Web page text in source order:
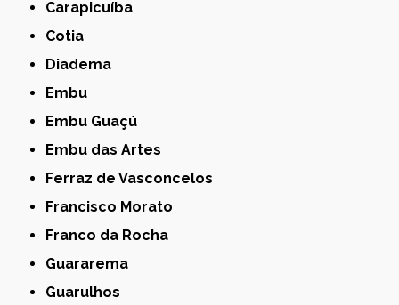
Carapicuíba
Cotia
Diadema
Embu
Embu Guaçú
Embu das Artes
Ferraz de Vasconcelos
Francisco Morato
Franco da Rocha
Guararema
Guarulhos